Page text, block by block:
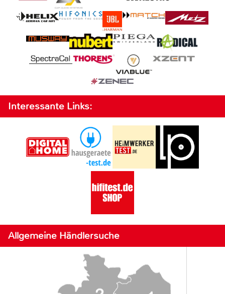
Interessante Links:
Allgemeine Händlersuche